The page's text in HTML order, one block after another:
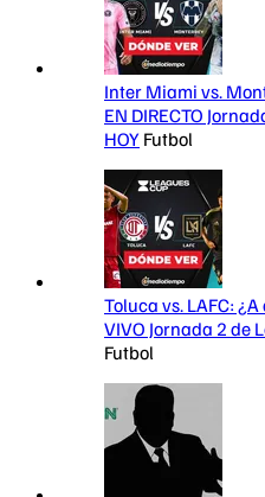
Inter Miami vs.
EN DIRECTO
HOY Futbol
Toluca vs. LAFC:
VIVO Jornada 2 de
Futbol